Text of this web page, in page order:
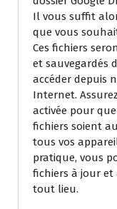
Il vous suffit
que vous
Ces fichiers
et sauvegardés
accéder depuis
Internet.
activée pour
fichiers soient
tous vos
pratique, vous
fichiers à jour et
tout lieu.